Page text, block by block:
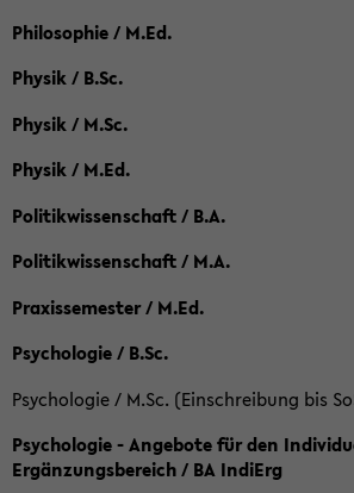
Philosophie / M.Ed.
Physik / B.Sc.
Physik / M.Sc.
Physik / M.Ed.
Politikwissenschaft / B.A.
Politikwissenschaft / M.A.
Praxissemester / M.Ed.
Psychologie / B.Sc.
Psychologie / M.Sc. (Einschreibung bis
Psychologie - Angebote für den
Ergänzungsbereich / BA IndiErg